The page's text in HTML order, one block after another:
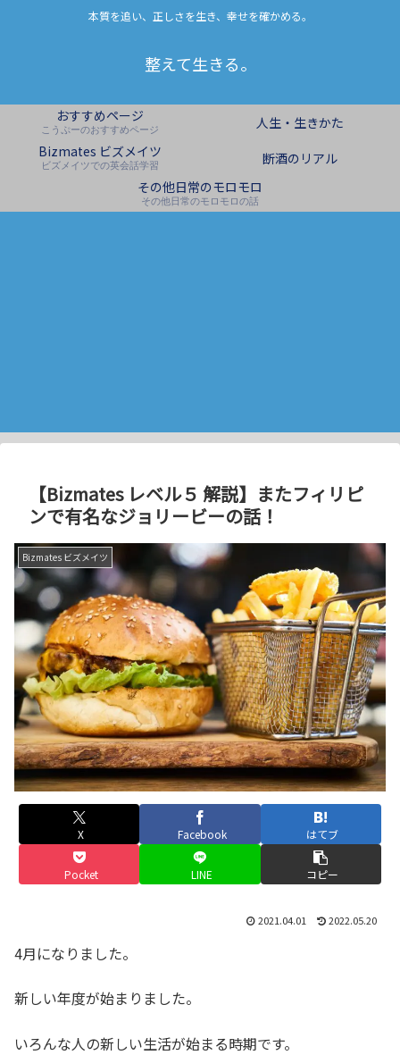
本質を追い、正しさを生き、幸せを確かめる。
整えて生きる。
おすすめページ
こうぷーのおすすめページ
人生・生きかた
Bizmates ビズメイツ
ビズメイツでの英会話学習
断酒のリアル
その他日常のモロモロ
その他日常のモロモロの話
【Bizmates レベル５ 解説】またフィリピ
ンで有名なジョリービーの話！
Bizmates ビズメイツ
X Facebook はてブ
Pocket LINE コピー
2021.04.01 2022.05.20
4月になりました。
新しい年度が始まりました。
いろんな人の新しい生活が始まる時期です。